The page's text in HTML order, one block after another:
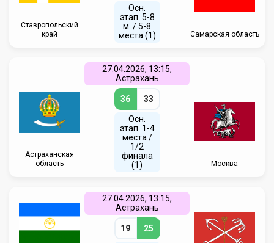
Ставропольский
край
Осн.
этап. 5-8
м. / 5-8
места (1)
Самарская область
Астраханская
область
27.04.2026, 13:15,
Астрахань
36 33
Осн.
этап. 1-4
места /
1/2
финала
(1)
Москва
27.04.2026, 13:15,
Астрахань
19 25